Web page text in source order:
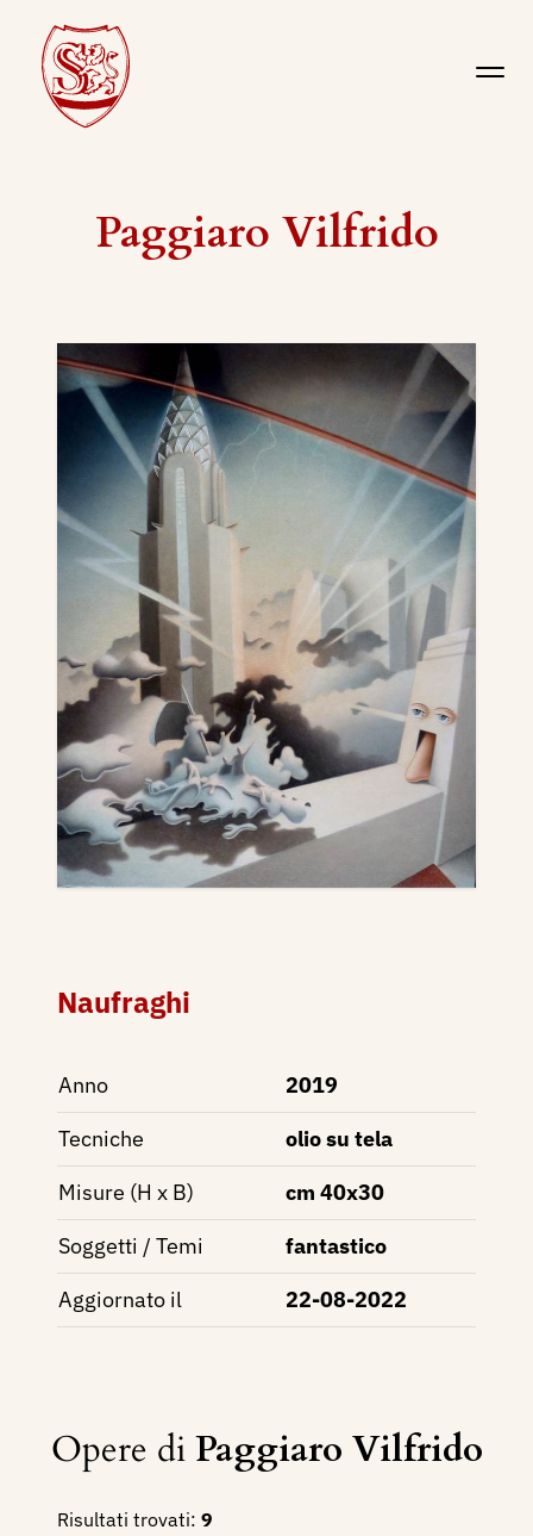
Paggiaro Vilfrido
Naufraghi
Anno
2019
Tecniche
olio su tela
Misure (H x B)
cm 40x30
Soggetti / Temi
fantastico
Aggiornato il
22-08-2022
Opere diPaggiaro Vilfrido
Risultati trovati: 9